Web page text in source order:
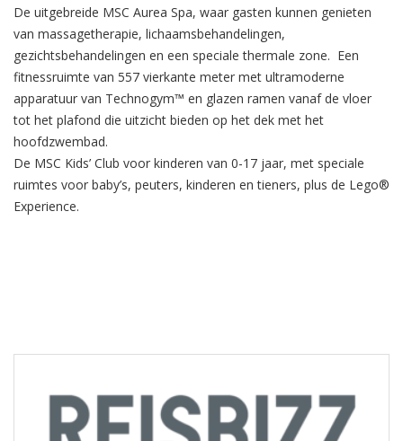
De uitgebreide MSC Aurea Spa, waar gasten kunnen genieten
van massagetherapie, lichaamsbehandelingen,
gezichtsbehandelingen en een speciale thermale zone. Een
fitnessruimte van 557 vierkante meter met ultramoderne
apparatuur van Technogym™ en glazen ramen vanaf de vloer
tot het plafond die uitzicht bieden op het dek met het
hoofdzwembad.
De MSC Kids’ Club voor kinderen van 0-17 jaar, met speciale
ruimtes voor baby’s, peuters, kinderen en tieners, plus de Lego®
Experience.